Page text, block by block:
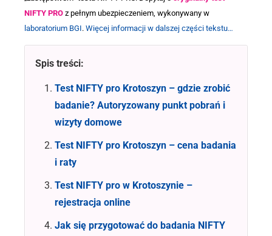
NIFTY PRO z pełnym ubezpieczeniem, wykonywany w
laboratorium BGI. Więcej informacji w dalszej części tekstu…
Spis treści:
Test NIFTY pro Krotoszyn – gdzie zrobić
badanie? Autoryzowany punkt pobrań i
wizyty domowe
Test NIFTY pro Krotoszyn – cena badania
i raty
Test NIFTY pro w Krotoszynie –
rejestracja online
Jak się przygotować do badania NIFTY